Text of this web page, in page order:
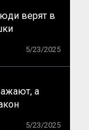
верят в
5/23/2025
а
5/23/2025